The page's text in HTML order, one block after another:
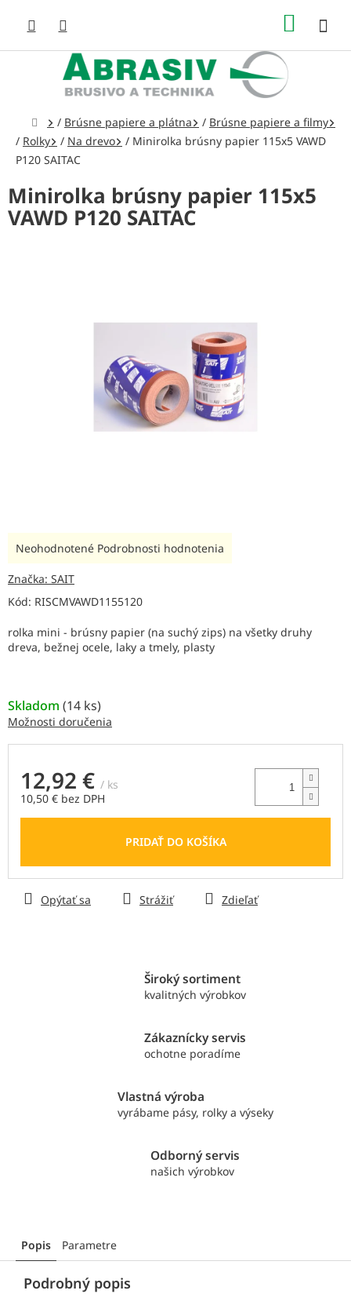
obsah
Domov
/ Brúsne papiere a plátna / Brúsne papiere a filmy
/ Rolky / Na drevo / Minirolka brúsny papier 115x5 VAWD
P120 SAITAC
Minirolka brúsny papier 115x5
VAWD P120 SAITAC
Kód: RISCMVAWD1155120
Skladom (14 ks)
Možnosti doručenia
12,92 € / ks
10,50 € bez DPH
Jednotková
PRIDAŤ DO KOŠÍKA
rolka mini - brúsny papier (na suchý zips) na všetky druhy
dreva, bežnej ocele, laky a tmely, plasty
Opýtať sa Strážiť Zdieľať
Priemerné
produktu
0,0
5
hviezdičiek.
Neohodnotené Podrobnosti hodnotenia
Značka: SAIT
Široký sortiment
kvalitných výrobkov
Zákaznícky servis
ochotne poradíme
Vlastná výroba
vyrábame pásy, rolky a výseky
Odborný servis
našich výrobkov
Popis Parametre
Podrobný popis